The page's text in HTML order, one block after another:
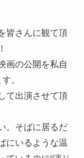
皆さんに観て頂
画の公開を私自
。
て出演させて頂
。そばに居るだ
にいるような温